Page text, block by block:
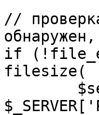
//
if
filesize(